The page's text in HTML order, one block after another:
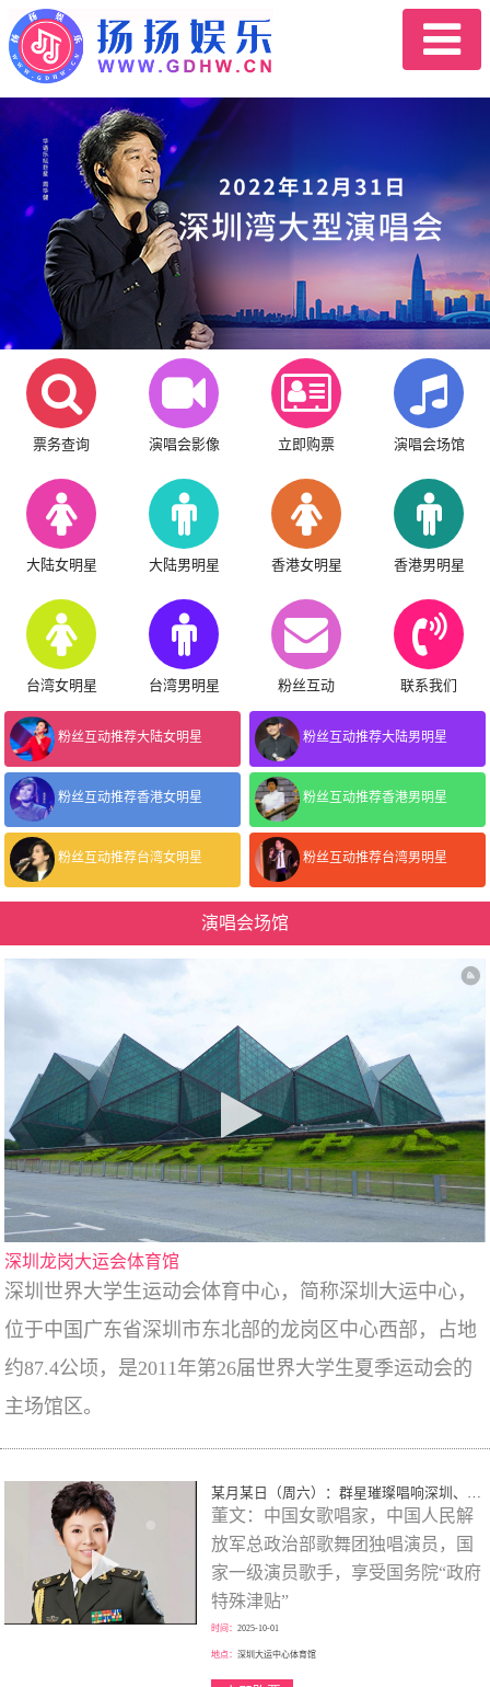
票务查询 演唱会影像 立即购票 演唱会场馆
大陆女明星 大陆男明星 香港女明星 香港男明星
台湾女明星 台湾男明星 粉丝互动 联系我们
粉丝互动推荐大陆女明星 粉丝互动推荐大陆男明星
粉丝互动推荐香港女明星 粉丝互动推荐香港男明星
粉丝互动推荐台湾女明星 粉丝互动推荐台湾男明星
演唱会场馆
深圳龙岗大运会体育馆
深圳世界大学生运动会体育中心，简称深圳大运中心，
位于中国广东省深圳市东北部的龙岗区中心西部，占地
约87.4公顷，是2011年第26届世界大学生夏季运动会的
主场馆区。
某月某日（周六）：群星璀璨唱响深圳、歌颂一代伟人、春天的故事、大型演唱会！
董文：中国女歌唱家，中国人民解
放军总政治部歌舞团独唱演员，国
家一级演员歌手，享受国务院“政府
特殊津贴”
时间：2025-10-01
地点：深圳大运中心体育馆